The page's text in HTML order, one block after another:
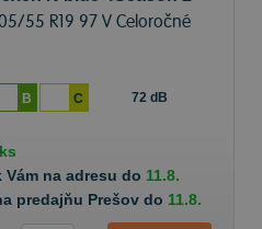
55 R19 97 V Celoročné
B C 72 dB
na adresu do 11.8.
predajňu Prešov do 11.8.